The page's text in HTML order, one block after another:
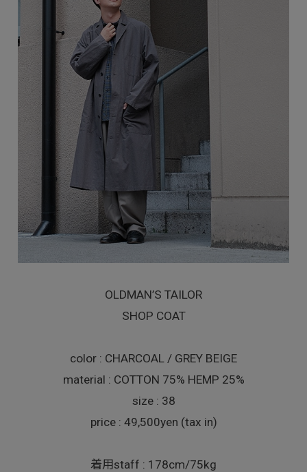
OLDMAN’S TAILOR
SHOP COAT
color : CHARCOAL / GREY BEIGE
material : COTTON 75% HEMP 25%
size : 38
price : 49,500yen (tax in)
着用staff : 178cm/75kg